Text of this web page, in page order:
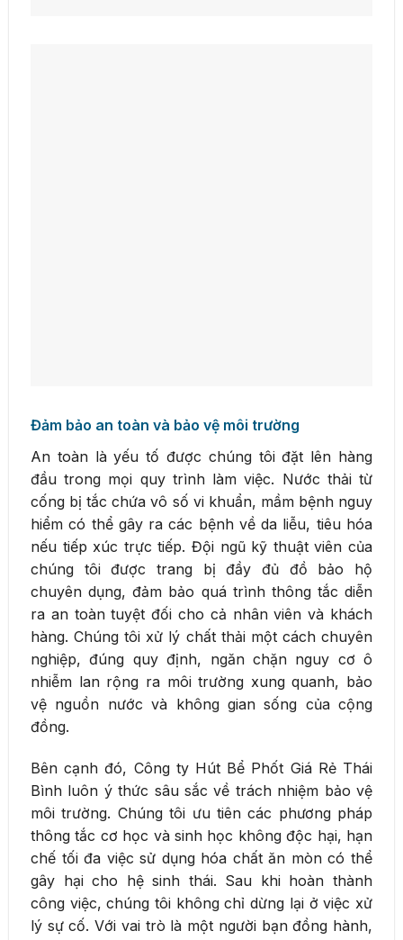
Đảm bảo an toàn và bảo vệ môi trường
An toàn là yếu tố được chúng tôi đặt lên hàng
đầu trong mọi quy trình làm việc. Nước thải từ
cống bị tắc chứa vô số vi khuẩn, mầm bệnh nguy
hiểm có thể gây ra các bệnh về da liễu, tiêu hóa
nếu tiếp xúc trực tiếp. Đội ngũ kỹ thuật viên của
chúng tôi được trang bị đầy đủ đồ bảo hộ
chuyên dụng, đảm bảo quá trình thông tắc diễn
ra an toàn tuyệt đối cho cả nhân viên và khách
hàng. Chúng tôi xử lý chất thải một cách chuyên
nghiệp, đúng quy định, ngăn chặn nguy cơ ô
nhiễm lan rộng ra môi trường xung quanh, bảo
vệ nguồn nước và không gian sống của cộng
đồng.
Bên cạnh đó, Công ty Hút Bể Phốt Giá Rẻ Thái
Bình luôn ý thức sâu sắc về trách nhiệm bảo vệ
môi trường. Chúng tôi ưu tiên các phương pháp
thông tắc cơ học và sinh học không độc hại, hạn
chế tối đa việc sử dụng hóa chất ăn mòn có thể
gây hại cho hệ sinh thái. Sau khi hoàn thành
công việc, chúng tôi không chỉ dừng lại ở việc xử
lý sự cố. Với vai trò là một người bạn đồng hành,